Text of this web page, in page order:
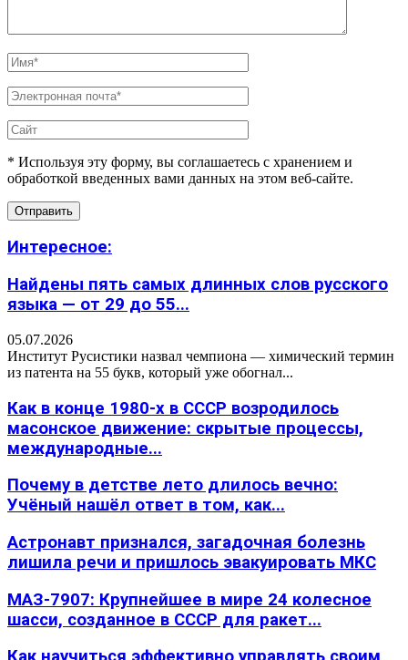
* Используя эту форму, вы соглашаетесь с хранением и
обработкой введенных вами данных на этом веб-сайте.
Интересное:
Найдены пять самых длинных слов русского
языка — от 29 до 55...
05.07.2026
Институт Русистики назвал чемпиона — химический термин
из патента на 55 букв, который уже обогнал...
Как в конце 1980-х в СССР возродилось
масонское движение: скрытые процессы,
международные...
Почему в детстве лето длилось вечно:
Учёный нашёл ответ в том, как...
Астронавт признался, загадочная болезнь
лишила речи и пришлось эвакуировать МКС
МАЗ-7907: Крупнейшее в мире 24 колесное
шасси, созданное в СССР для ракет...